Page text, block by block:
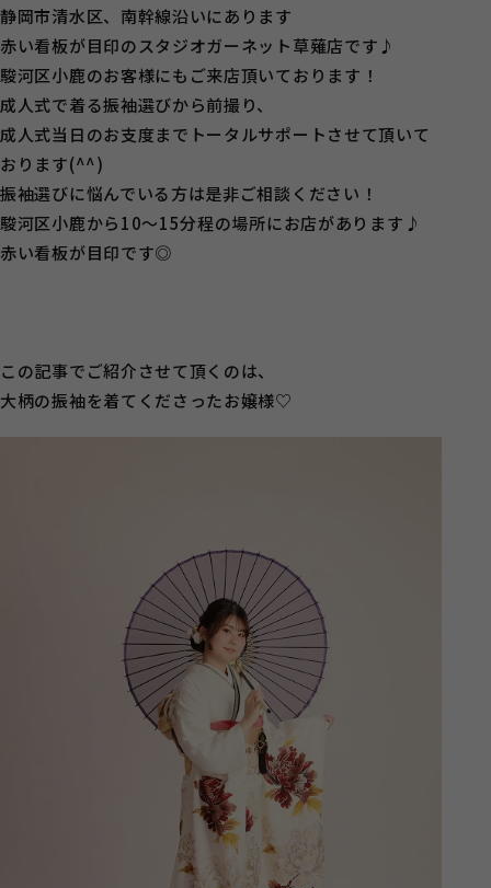
静岡市清水区、南幹線沿いにあります
赤い看板が目印のスタジオガーネット草薙店です♪
駿河区小鹿のお客様にもご来店頂いております！
成人式で着る振袖選びから前撮り、
成人式当日のお支度までトータルサポートさせて頂いて
おります(^^)
振袖選びに悩んでいる方は是非ご相談ください！
駿河区小鹿から10～15分程の場所にお店があります♪
赤い看板が目印です◎
この記事でご紹介させて頂くのは、
大柄の振袖を着てくださったお嬢様♡